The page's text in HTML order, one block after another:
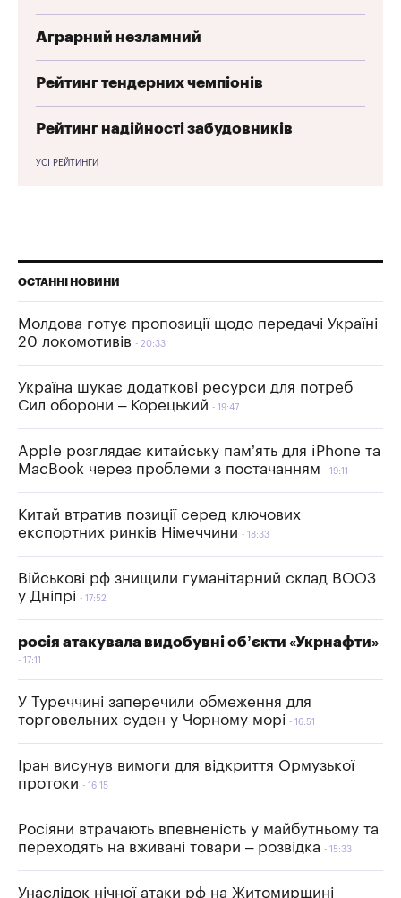
Аграрний незламний
Рейтинг тендерних чемпіонів
Рейтинг надійності забудовників
УСІ РЕЙТИНГИ
ОСТАННІ НОВИНИ
Молдова готує пропозиції щодо передачі Україні
20 локомотивів
20:33
Україна шукає додаткові ресурси для потреб
Сил оборони – Корецький
19:47
Apple розглядає китайську пам’ять для iPhone та
MacBook через проблеми з постачанням
19:11
Китай втратив позиції серед ключових
експортних ринків Німеччини
18:33
Військові рф знищили гуманітарний склад ВООЗ
у Дніпрі
17:52
росія атакувала видобувні об’єкти «Укрнафти»
17:11
У Туреччині заперечили обмеження для
торговельних суден у Чорному морі
16:51
Іран висунув вимоги для відкриття Ормузької
протоки
16:15
Росіяни втрачають впевненість у майбутньому та
переходять на вживані товари – розвідка
15:33
Унаслідок нічної атаки рф на Житомирщині